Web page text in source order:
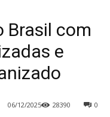
Brasil com
e
06/12/2025 0
28390